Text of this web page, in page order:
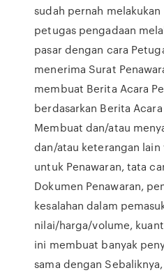
sudah pernah melakukan
petugas pengadaan
pasar dengan cara
menerima Surat
membuat Berita Acara
berdasarkan Berita
Membuat dan/atau
dan/atau keterangan
untuk Penawaran, tata
Dokumen Penawaran,
kesalahan dalam
nilai/harga/volume,
ini membuat banyak
sama dengan